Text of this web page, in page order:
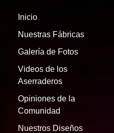
Inicio
Nuestras Fábricas
Galería de Fotos
Videos de los
Aserraderos
Opiniones de la
Comunidad
Nuestros Diseños